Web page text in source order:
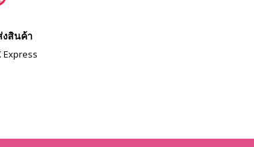
งสินค้า
Express